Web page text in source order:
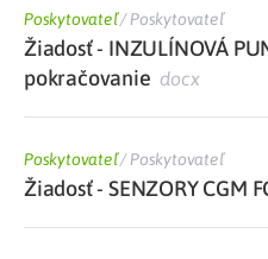
Poskytovateľ/Poskytovateľ
Žiadosť - INZULÍNOVÁ
pokračovanie docx
Poskytovateľ/Poskytovateľ
Žiadosť - SENZORY CGM